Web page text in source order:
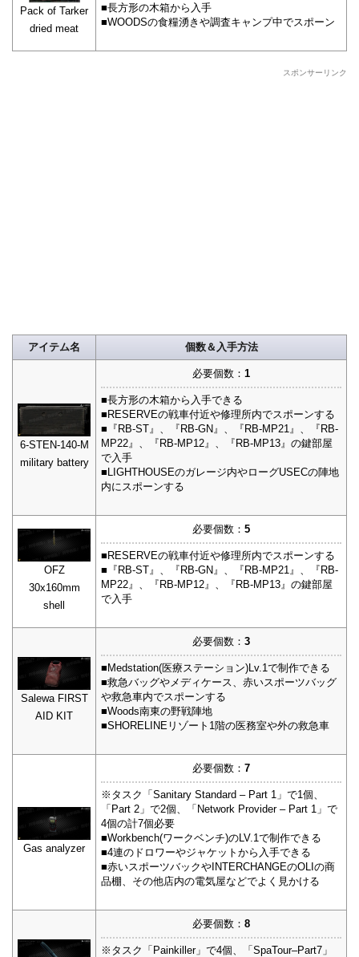
Pack of Tarker
dried meat
■長方形の木箱から入手
■WOODSの食糧湧きや調査キャンプ中でスポーン
スポンサーリンク
アイテム名 個数＆入手方法
6-STEN-140-M
military battery
必要個数： 1
■長方形の木箱から入手できる
■RESERVEの戦車付近や修理所内でスポーンする
■『RB-ST』、『RB-GN』、『RB-MP21』、『RB-
MP22』、『RB-MP12』、『RB-MP13』の鍵部屋
で入手
■LIGHTHOUSEのガレージ内やローグUSECの陣地
内にスポーンする
OFZ
30x160mm
shell
必要個数： 5
■RESERVEの戦車付近や修理所内でスポーンする
■『RB-ST』、『RB-GN』、『RB-MP21』、『RB-
MP22』、『RB-MP12』、『RB-MP13』の鍵部屋
で入手
Salewa FIRST
AID KIT
必要個数： 3
■Medstation(医療ステーション)Lv.1で制作できる
■救急バッグやメディケース、赤いスポーツバッグ
や救急車内でスポーンする
■Woods南東の野戦陣地
■SHORELINEリゾート1階の医務室や外の救急車
Gas analyzer
必要個数： 7
※タスク「Sanitary Standard – Part 1」で1個、
「Part 2」で2個、「Network Provider – Part 1」で
4個の計7個必要
■Workbench(ワークベンチ)のLV.1で制作できる
■4連のドロワーやジャケットから入手できる
■赤いスポーツバックやINTERCHANGEのOLIの商
品棚、その他店内の電気屋などでよく見かける
必要個数： 8
※タスク「Painkiller」で4個、「SpaTour–Part7」